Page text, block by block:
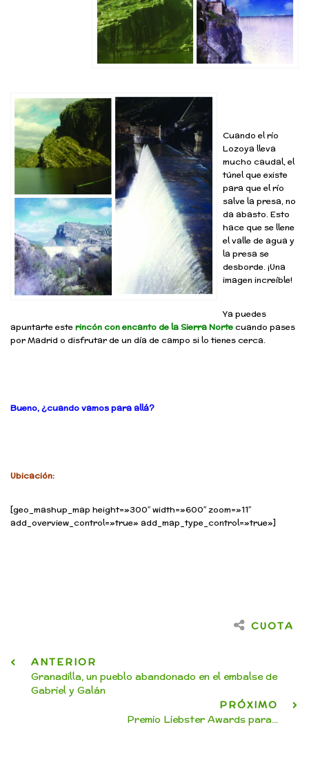
Cuando el río
Lozoya lleva
mucho caudal, el
túnel que existe
para que el río
salve la presa, no
da abasto. Esto
hace que se llene
el valle de agua y
la presa se
desborde. ¡Una
imagen increíble!
Ya puedes
apuntarte esterincón con encanto de la Sierra Nortecuando pases
por Madrid o disfrutar de un día de campo si lo tienes cerca.
Bueno, ¿cuando vamos para allá?
Ubicación:
[geo_mashup_map height=»300″ width=»600″ zoom=»11″
add_overview_control=»true» add_map_type_control=»true»]
CUOTA
ANTERIOR
Granadilla, un pueblo abandonado en el embalse de
Gabriel y Galán
PRÓXIMO
Premio Liebster Awards para...